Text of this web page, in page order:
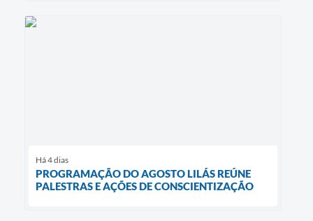
Há 4 dias
PROGRAMAÇÃO DO AGOSTO LILÁS REÚNE
PALESTRAS E AÇÕES DE CONSCIENTIZAÇÃO